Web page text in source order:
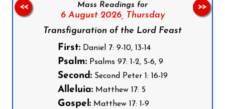
Mass Readings for
6 August 2026, Thursday
Transfiguration of the Lord Feast
First:Daniel 7: 9-10, 13-14
Psalm:Psalms 97: 1-2, 5-6, 9
Second:Second Peter 1: 16-19
Alleluia:Matthew 17: 5
Gospel:Matthew 17: 1-9
<< >>